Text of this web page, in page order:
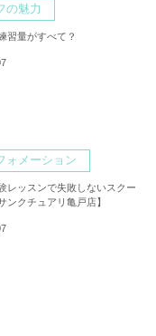
の魅力
習量がすべて？
ォメーション
レッスンで失敗しないスクー
ンクチュアリ亀戸店】